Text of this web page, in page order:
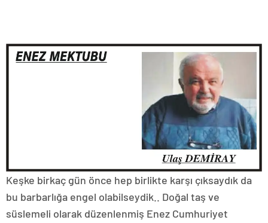
Keşke birkaç gün önce hep birlikte karşı çıksaydık da
bu barbarlığa engel olabilseydik.. Doğal taş ve
süslemeli olarak düzenlenmiş Enez Cumhuriyet